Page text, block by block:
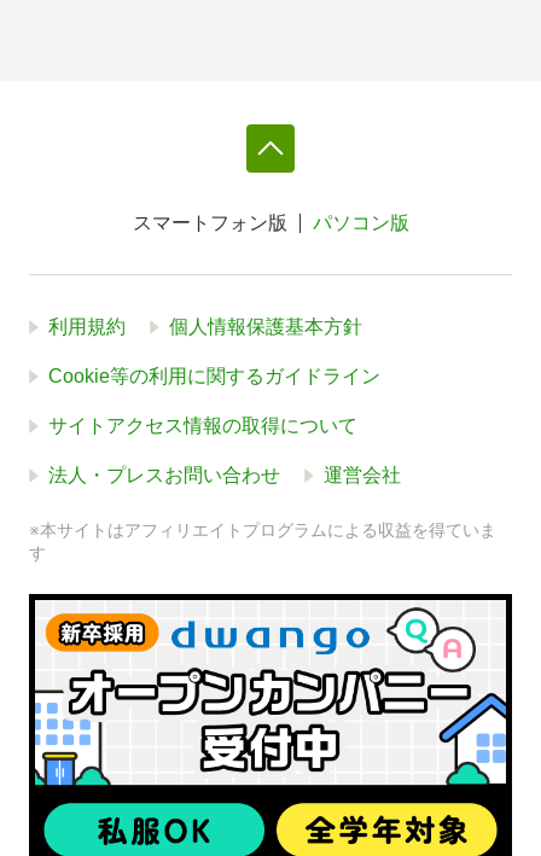
スマートフォン版 パソコン版
利用規約 個人情報保護基本方針
Cookie等の利用に関するガイドライン
サイトアクセス情報の取得について
法人・プレスお問い合わせ 運営会社
※本サイトはアフィリエイトプログラムによる収益を得ていま
す